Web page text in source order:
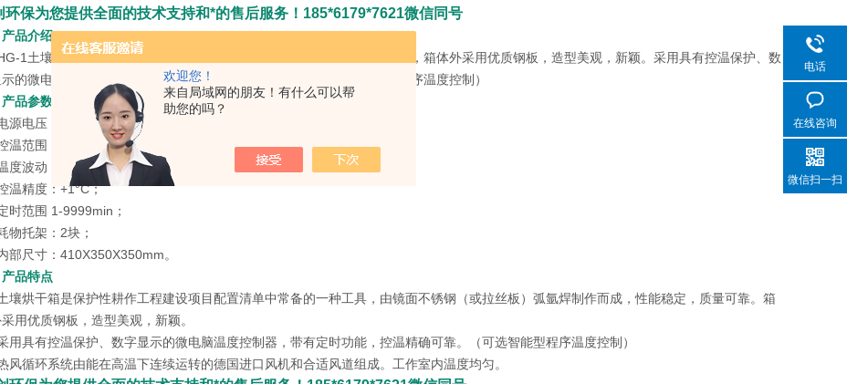
欢迎您！
来自局域网的朋友！有什么可以帮
助您的吗？
环保为您提供全面的技术支持和*的售后服务！185*6179*7621微信同号
品介绍
1土壤样品烘干箱体内均采用镜面不锈钢（或拉丝板）弧氩焊制作而成，箱体外采用优质钢板，造型美观，新颖。采用具有控温保护、数
的微电脑温度控制器，带有定时功能，控温精确可靠。（可选智能型程序温度控制）
品参数
源电压：220V 50HZ；
温范围：室温+10-250℃；
度波动：+1°C；
温精度：+1°C；
时范围 1-9999min；
物托架：2块；
部尺寸：410X350X350mm。
品特点
壤烘干箱是保护性耕作工程建设项目配置清单中常备的一种工具，由镜面不锈钢（或拉丝板）弧氩焊制作而成，性能稳定，质量可靠。箱
用优质钢板，造型美观，新颖。
用具有控温保护、数字显示的微电脑温度控制器，带有定时功能，控温精确可靠。（可选智能型程序温度控制）
风循环系统由能在高温下连续运转的德国进口风机和合适风道组成。工作室内温度均匀。
电话
在线咨询
微信扫一扫